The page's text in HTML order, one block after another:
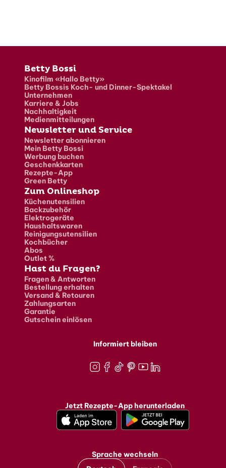
Fusszeile
Betty Bossi
Kinofilm «Hallo Betty»
Betty Bossis Koch- und Dinner-Spektakel
Unternehmen
Karriere & Jobs
Nachhaltigkeit
Medienmitteilungen
Newsletter und Service
Newsletter abonnieren
Mein Betty Bossi
Werbung buchen
Geschenkkarten
Rezepte-App
Green Betty
Zum Onlineshop
Küchenutensilien
Backzubehör
Elektrogeräte
Haushaltswaren
Reinigungsutensilien
Kochbücher
Abos
Outlet %
Hast du Fragen?
Fragen & Antworten
Bestellung erhalten
Versand & Retouren
Zahlungsarten
Garantie
Gutschein einlösen
Informiert bleiben
Jetzt Rezepte-App herunterladen
Sprache wechseln